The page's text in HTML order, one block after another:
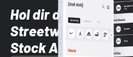
Hol dir die
Streetwear-Brands
Stock App